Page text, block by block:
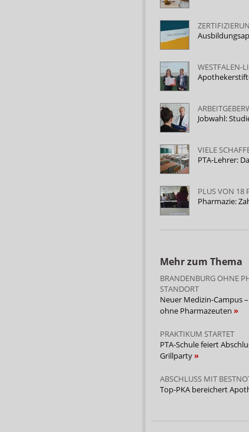
WESTFALEN-
Jobwahl:
VIELE
PTA-Lehrer:
PLUS VON 18
Pharmazie:
Mehr zum Thema
BRANDENBURG OHNE
STANDORT
Neuer Medizin-Campus
ohne Pharmazeuten
PRAKTIKUM STARTET
PTA-Schule feiert
Grillparty
ABSCHLUSS MIT
Top-PKA bereichert